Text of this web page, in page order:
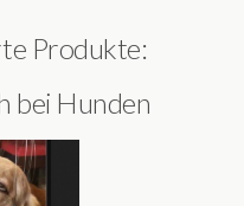
Produkte:
bei Hunden